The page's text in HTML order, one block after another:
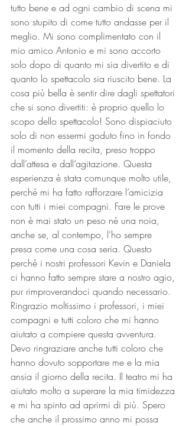
tutto bene e ad ogni cambio di scena mi
sono stupito di come tutto andasse per il
meglio. Mi sono complimentato con il
mio amico Antonio e mi sono accorto
solo dopo di quanto mi sia divertito e di
quanto lo spettacolo sia riuscito bene. La
cosa più bella è sentir dire dagli spettatori
che si sono divertiti: è proprio quello lo
scopo dello spettacolo! Sono dispiaciuto
solo di non essermi goduto fino in fondo
il momento della recita, preso troppo
dall’attesa e dall’agitazione. Questa
esperienza è stata comunque molto utile,
perché mi ha fatto rafforzare l’amicizia
con tutti i miei compagni. Fare le prove
non è mai stato un peso né una noia,
anche se, al contempo, l’ho sempre
presa come una cosa seria. Questo
perché i nostri professori Kevin e Daniela
ci hanno fatto sempre stare a nostro agio,
pur rimproverandoci quando necessario.
Ringrazio moltissimo i professori, i miei
compagni e tutti coloro che mi hanno
aiutato a compiere questa avventura.
Devo ringraziare anche tutti coloro che
hanno dovuto sopportare me e la mia
ansia il giorno della recita. Il teatro mi ha
aiutato molto a superare la mia timidezza
e mi ha spinto ad aprirmi di più. Spero
che anche il prossimo anno mi possa